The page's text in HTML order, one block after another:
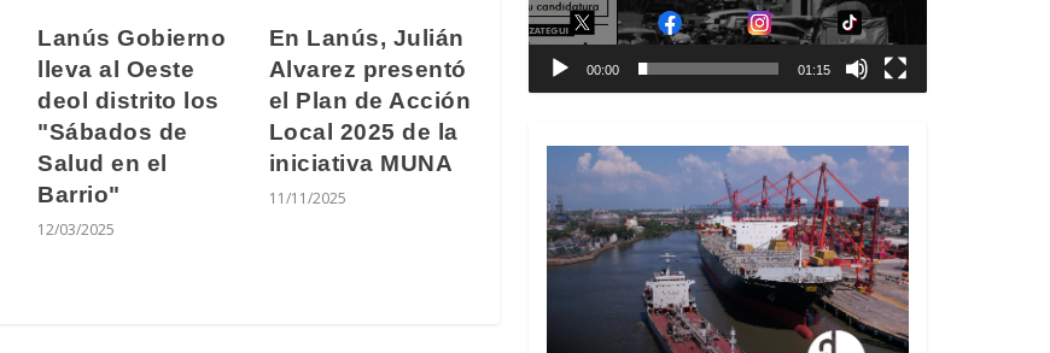
Lanús Gobierno
lleva al Oeste
deol distrito los
"Sábados de
Salud en el
Barrio"
12/03/2025
En Lanús, Julián
Alvarez presentó
el Plan de Acción
Local 2025 de la
iniciativa MUNA
11/11/2025
00:00 01:15